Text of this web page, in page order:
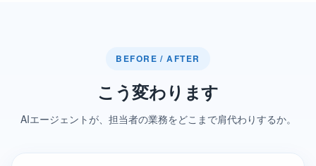
BEFORE / AFTER
こう変わります
AIエージェントが、担当者の業務をどこまで肩代わりするか。